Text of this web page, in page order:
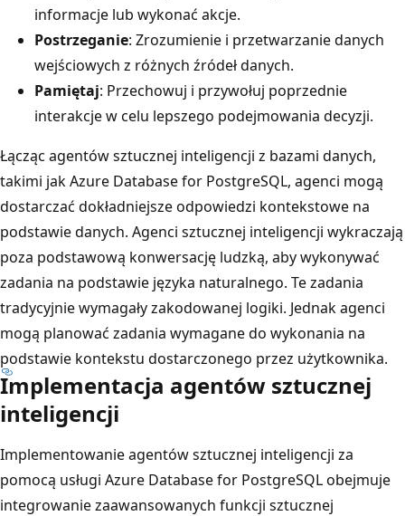
informacje lub wykonać akcje.
Postrzeganie: Zrozumienie i przetwarzanie danych
wejściowych z różnych źródeł danych.
Pamiętaj: Przechowuj i przywołuj poprzednie
interakcje w celu lepszego podejmowania decyzji.
Łącząc agentów sztucznej inteligencji z bazami danych,
takimi jak Azure Database for PostgreSQL, agenci mogą
dostarczać dokładniejsze odpowiedzi kontekstowe na
podstawie danych. Agenci sztucznej inteligencji wykraczają
poza podstawową konwersację ludzką, aby wykonywać
zadania na podstawie języka naturalnego. Te zadania
tradycyjnie wymagały zakodowanej logiki. Jednak agenci
mogą planować zadania wymagane do wykonania na
podstawie kontekstu dostarczonego przez użytkownika.
Implementacja agentów sztucznej
inteligencji
Implementowanie agentów sztucznej inteligencji za
pomocą usługi Azure Database for PostgreSQL obejmuje
integrowanie zaawansowanych funkcji sztucznej